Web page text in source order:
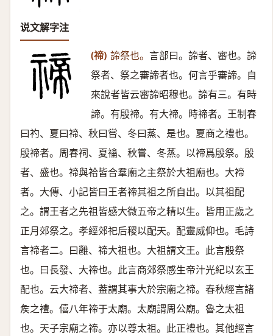
说文解字注
(禘) 諦祭也。 言部曰。諦者、審也。諦
祭者、祭之審諦者也。何言乎審諦。自
來說者皆云審諦昭穆也。諦有三。有時
諦。有殷禘。有大禘。時禘者。王制春
曰礿、夏曰禘、秋曰嘗、冬曰蒸、是也。夏商之禮也。
殷禘者。周春祠、夏禴、秋嘗、冬蒸。以禘爲殷祭。殷
者、盛也。禘與祫皆合羣廟之主祭於大祖廟也。大禘
者。大傳、小記皆曰王者禘其祖之所自出。以其祖配
之。謂王者之先祖皆感大微五帝之精以生。皆用正歲之
正月郊祭之。孝經郊祀后稷以配天。配靈威仰也。毛詩
言禘者二。曰雝、禘大祖也。大祖謂文王。此言殷祭
也。曰長發、大禘也。此言商郊祭感生帝汁光紀以玄王
配也。云大禘者、葢謂其事大於宗廟之禘。春秋經言諸
矦之禮。僖八年禘于太廟。太廟謂周公廟。魯之太祖
也。天子宗廟之禘。亦以尊太祖。此正禮也。其他經言